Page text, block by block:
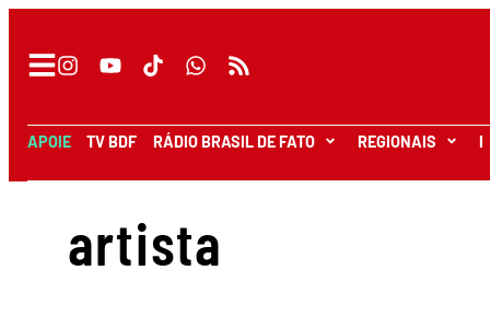
APOIE TV BDF RÁDIO BRASIL DE FATO REGIONAIS I
artista